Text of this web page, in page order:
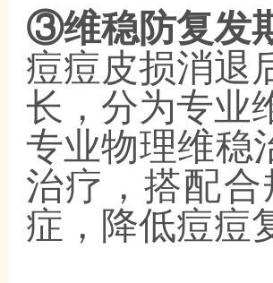
③维稳防复发
痘痘皮损消退
长，分为专业
专业物理维稳
治疗，搭配
症，降低痘痘